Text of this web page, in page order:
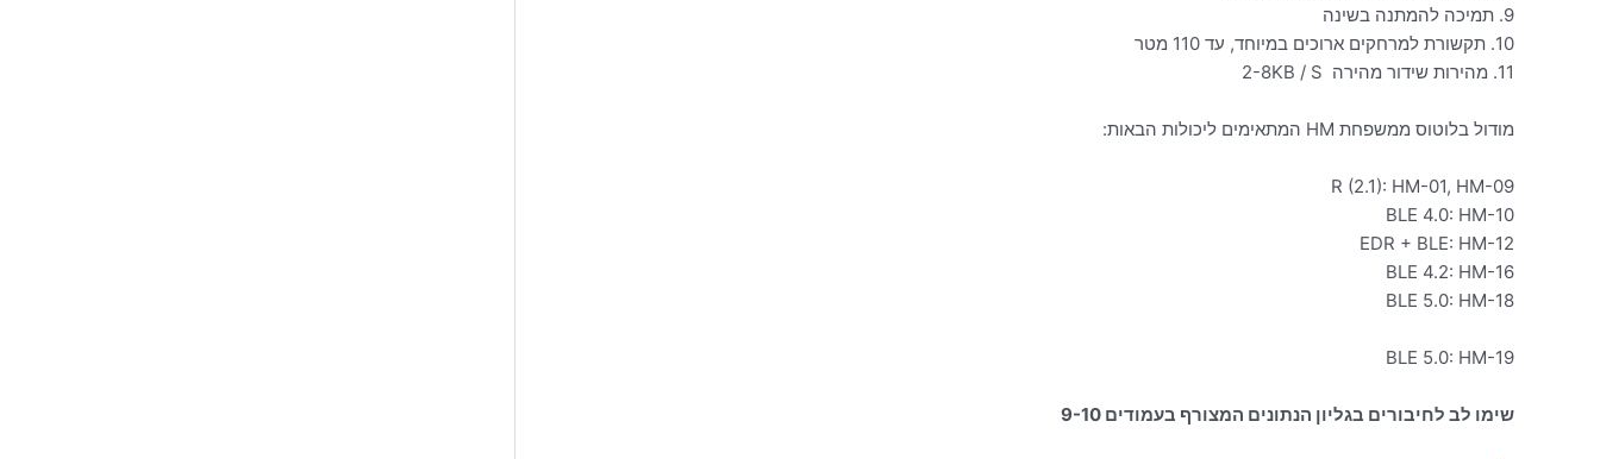
9. תמיכה להמתנה בשינה
10. תקשורת למרחקים ארוכים במיוחד, עד 110 מטר
11. מהירות שידור מהירה 2-8KB / S
מודול בלוטוס ממשפחת HM המתאימים ליכולות הבאות:
R (2.1): HM-01, HM-09
BLE 4.0: HM-10
EDR + BLE: HM-12
BLE 4.2: HM-16
BLE 5.0: HM-18
BLE 5.0: HM-19
שימו לב לחיבורים בגליון הנתונים המצורף בעמודים 9-10